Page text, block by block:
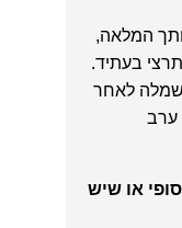
המלאה,
בעתיד.
לאחר
ערב
הסופי או שיש